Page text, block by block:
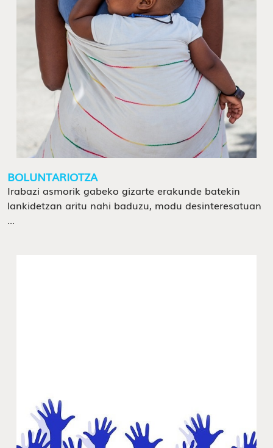
BOLUNTARIOTZA
Irabazi asmorik gabeko gizarte erakunde batekin
lankidetzan aritu nahi baduzu, modu desinteresatuan
...